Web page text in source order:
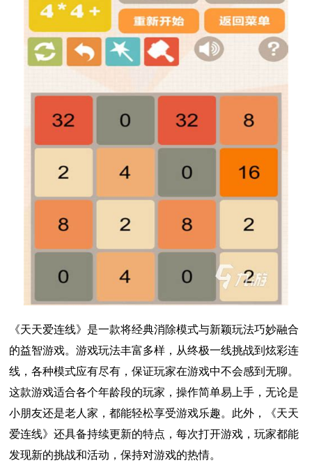
《天天爱连线》是一款将经典消除模式与新颖玩法巧妙融合
的益智游戏。游戏玩法丰富多样，从终极一线挑战到炫彩连
线，各种模式应有尽有，保证玩家在游戏中不会感到无聊。
这款游戏适合各个年龄段的玩家，操作简单易上手，无论是
小朋友还是老人家，都能轻松享受游戏乐趣。此外，《天天
爱连线》还具备持续更新的特点，每次打开游戏，玩家都能
发现新的挑战和活动，保持对游戏的热情。